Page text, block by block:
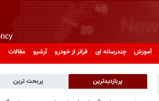
آموزش چندرسانه ای فراتر از خودرو آرشیو مقالات
پربازدیدترین پربحث ترین